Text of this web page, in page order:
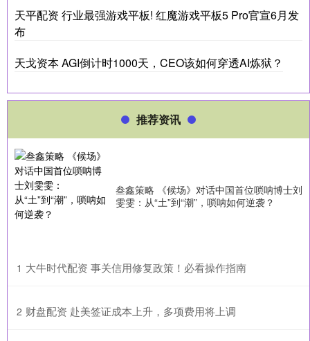
天平配资 行业最强游戏平板! 红魔游戏平板5 Pro官宣6月发
布
天戈资本 AGI倒计时1000天，CEO该如何穿透AI炼狱？
推荐资讯
叁鑫策略 《候场》对话中国首位唢呐博士刘
雯雯：从“土”到“潮”，唢呐如何逆袭？
1 ​大牛时代配资 事关信用修复政策！必看操作指南
2 ​财盘配资 赴美签证成本上升，多项费用将上调